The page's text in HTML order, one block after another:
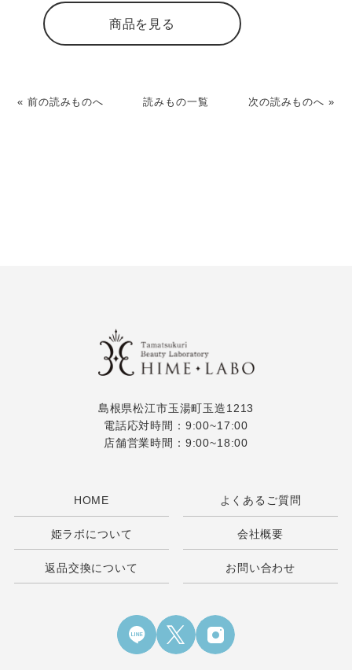
商品を見る
« 前の読みものへ 読みもの一覧 次の読みものへ »
島根県松江市玉湯町玉造1213
電話応対時間：9:00~17:00
店舗営業時間：9:00~18:00
HOME よくあるご質問
姫ラボについて 会社概要
返品交換について お問い合わせ